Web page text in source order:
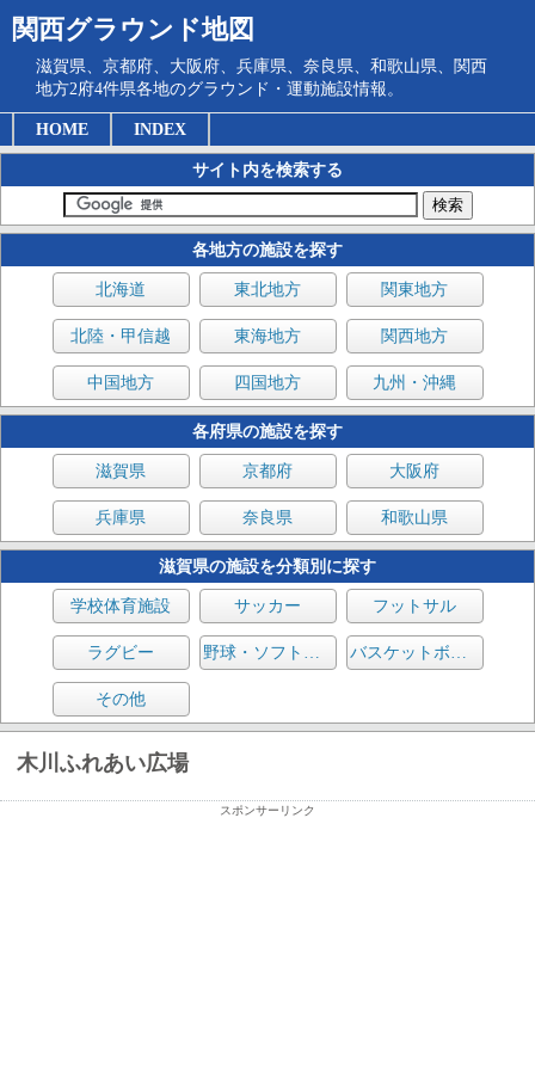
関西グラウンド地図
滋賀県、京都府、大阪府、兵庫県、奈良県、和歌山県、関西
地方2府4件県各地のグラウンド・運動施設情報。
HOME INDEX
サイト内を検索する
各地方の施設を探す
北海道 東北地方 関東地方
北陸・甲信越 東海地方 関西地方
中国地方 四国地方 九州・沖縄
各府県の施設を探す
滋賀県 京都府 大阪府
兵庫県 奈良県 和歌山県
滋賀県の施設を分類別に探す
学校体育施設 サッカー フットサル
ラグビー 野球・ソフトボール バスケットボール
その他
木川ふれあい広場
スポンサーリンク